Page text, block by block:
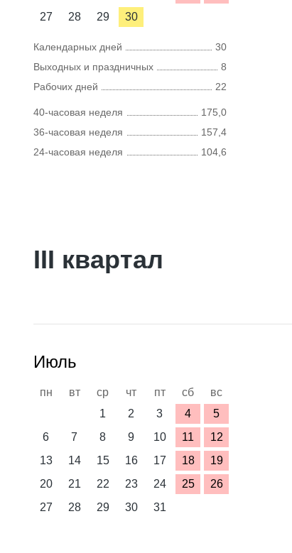
27
28 29 30
Календарных дней
30
Выходных и праздничных
8
Рабочих дней
22
40-часовая неделя
175,0
36-часовая неделя
157,4
24-часовая неделя
104,6
III квартал
Июль
пн вт ср чт пт сб
вс
1
2 3 4
5
6
7 8 9 10 11
12
13
14 15 16 17 18
19
20
21 22 23 24 25
26
27
28 29 30 31